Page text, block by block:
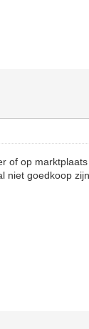
of op
goedkoop